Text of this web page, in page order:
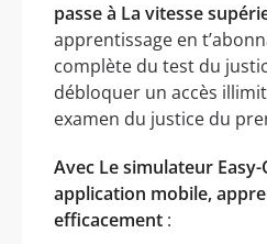
passe à La vitesse
apprentissage en
complète du test du
débloquer un accès
examen du justice du
Avec Le simulateur
application mobile,
efficacement :